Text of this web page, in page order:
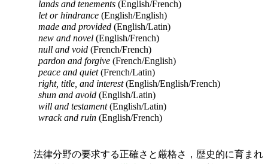
lands and tenements (English/French)
let or hindrance (English/English)
made and provided (English/Latin)
new and novel (English/French)
null and void (French/French)
pardon and forgive (French/English)
peace and quiet(French/Latin)
right, title, and interest(English/English/French)
shun and avoid (English/Latin)
will and testament(English/Latin)
wrack and ruin (English/French)
法律分野の要求する正確さと厳格さ，歴史的に育まれ